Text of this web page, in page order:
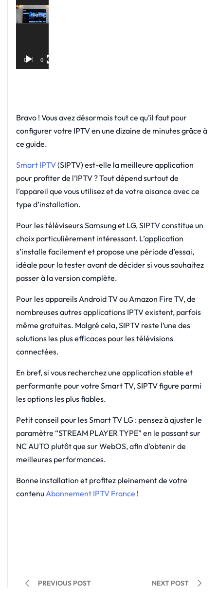
00:00 01:25
Bravo ! Vous avez désormais tout ce qu’il faut pour
configurer votre IPTV en une dizaine de minutes grâce à
ce guide.
Smart IPTV(SIPTV) est-elle la meilleure application
pour profiter de l’IPTV ? Tout dépend surtout de
l’appareil que vous utilisez et de votre aisance avec ce
type d’installation.
Pour les téléviseurs Samsung et LG, SIPTV constitue un
choix particulièrement intéressant. L’application
s’installe facilement et propose une période d’essai,
idéale pour la tester avant de décider si vous souhaitez
passer à la version complète.
Pour les appareils Android TV ou Amazon Fire TV, de
nombreuses autres applications IPTV existent, parfois
même gratuites. Malgré cela, SIPTV reste l’une des
solutions les plus efficaces pour les télévisions
connectées.
En bref, si vous recherchez une application stable et
performante pour votre Smart TV, SIPTV figure parmi
les options les plus fiables.
Petit conseil pour les Smart TV LG : pensez à ajuster le
paramètre “STREAM PLAYER TYPE” en le passant sur
NC AUTO plutôt que sur WebOS, afin d’obtenir de
meilleures performances.
Bonne installation et profitez pleinement de votre
contenu Abonnement IPTV France !
PREVIOUS POST NEXT POST